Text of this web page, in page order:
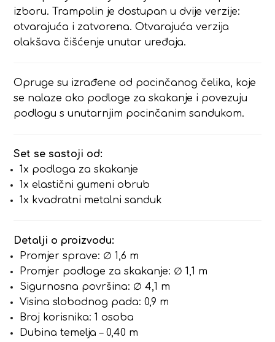
izboru. Trampolin je dostupan u dvije verzije:
otvarajuća i zatvorena. Otvarajuća verzija
olakšava čišćenje unutar uređaja.
Opruge su izrađene od pocinčanog čelika, koje
se nalaze oko podloge za skakanje i povezuju
podlogu s unutarnjim pocinčanim sandukom.
Set se sastoji od:
1x podloga za skakanje
1x elastični gumeni obrub
1x kvadratni metalni sanduk
Detalji o proizvodu:
Promjer sprave: ∅ 1,6 m
Promjer podloge za skakanje: ∅ 1,1 m
Sigurnosna površina: ∅ 4,1 m
Visina slobodnog pada: 0,9 m
Broj korisnika: 1 osoba
Dubina temelja – 0,40 m